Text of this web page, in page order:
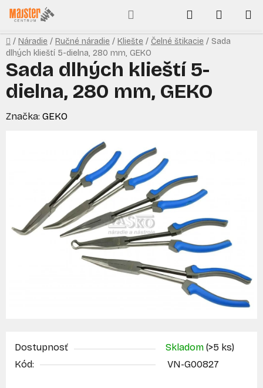
Prejsť
na
obsah
Hľadať
KOŠÍK
Domov
/ Náradie / Ručné náradie / Kliešte / Čelné štikacie / Sada
dlhých klieští 5-dielna, 280 mm, GEKO
Dostupnosť Skladom (>5 ks)
Kód:
VN-G00827
Sada dlhých klieští 5-
dielna, 280 mm, GEKO
Značka: GEKO